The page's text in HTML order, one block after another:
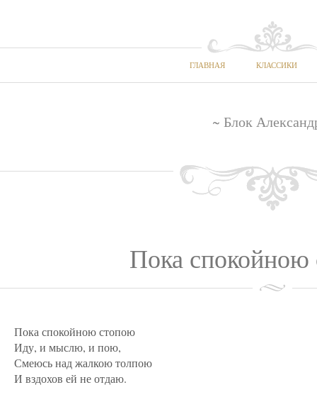
ГЛАВНАЯ КЛАССИКИ
~ Блок
Пока
Пока спокойною стопою
Иду, и мыслю, и пою,
Смеюсь над жалкою толпою
И вздохов ей не отдаю.